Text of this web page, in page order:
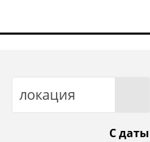
локация
С даты